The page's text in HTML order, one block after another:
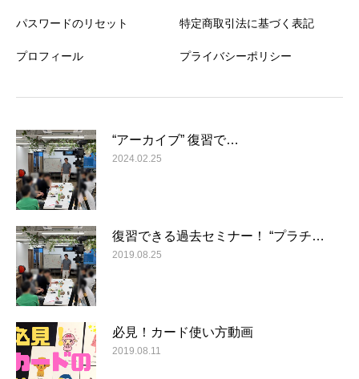
パスワードのリセット
プロフィール
特定商取引法に基づく表記
プライバシーポリシー
“アーカイブ” 復習で…
2024.02.25
復習できる過去セミナー！ “プラチ…
2019.08.25
必見！カード使い方動画
2019.08.11